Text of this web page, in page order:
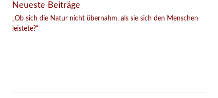
Neueste Beiträge
„Ob sich die Natur nicht übernahm, als sie sich den Menschen
leistete?“